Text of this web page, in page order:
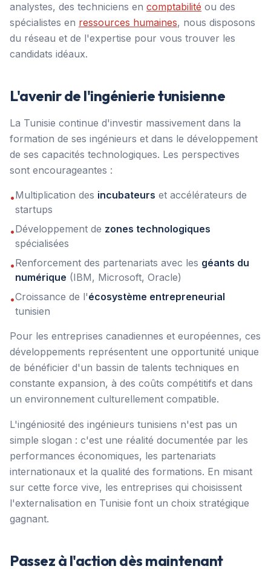
analystes, des techniciens en comptabilité ou des
spécialistes en ressources humaines, nous disposons
du réseau et de l'expertise pour vous trouver les
candidats idéaux.
L'avenir de l'ingénierie tunisienne
La Tunisie continue d'investir massivement dans la
formation de ses ingénieurs et dans le développement
de ses capacités technologiques. Les perspectives
sont encourageantes :
•Multiplication des incubateurs et accélérateurs de
startups
•Développement de zones technologiques
spécialisées
•Renforcement des partenariats avec les géants du
numérique (IBM, Microsoft, Oracle)
•Croissance de l'écosystème entrepreneurial
tunisien
Pour les entreprises canadiennes et européennes, ces
développements représentent une opportunité unique
de bénéficier d'un bassin de talents techniques en
constante expansion, à des coûts compétitifs et dans
un environnement culturellement compatible.
L'ingéniosité des ingénieurs tunisiens n'est pas un
simple slogan : c'est une réalité documentée par les
performances économiques, les partenariats
internationaux et la qualité des formations. En misant
sur cette force vive, les entreprises qui choisissent
l'externalisation en Tunisie font un choix stratégique
gagnant.
Passez à l'action dès maintenant